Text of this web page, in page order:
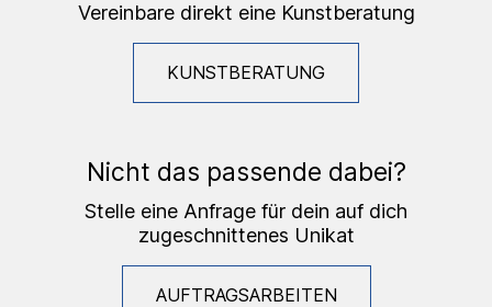
Vereinbare direkt eine Kunstberatung
KUNSTBERATUNG
Nicht das passende dabei?
Stelle eine Anfrage für dein auf dich
zugeschnittenes Unikat
AUFTRAGSARBEITEN